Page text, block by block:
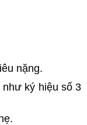
nặng.
ký hiệu số 3